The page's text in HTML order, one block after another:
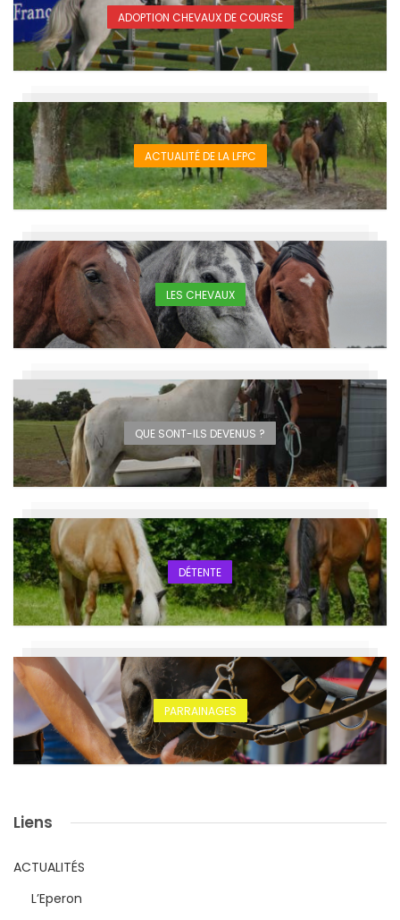
ADOPTION CHEVAUX DE COURSE
ACTUALITÉ DE LA LFPC
LES CHEVAUX
QUE SONT-ILS DEVENUS ?
DÉTENTE
PARRAINAGES
Liens
ACTUALITÉS
L’Eperon